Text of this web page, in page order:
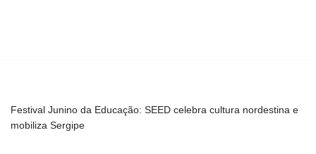
Festival Junino da Educação: SEED celebra cultura nordestina e
mobiliza Sergipe